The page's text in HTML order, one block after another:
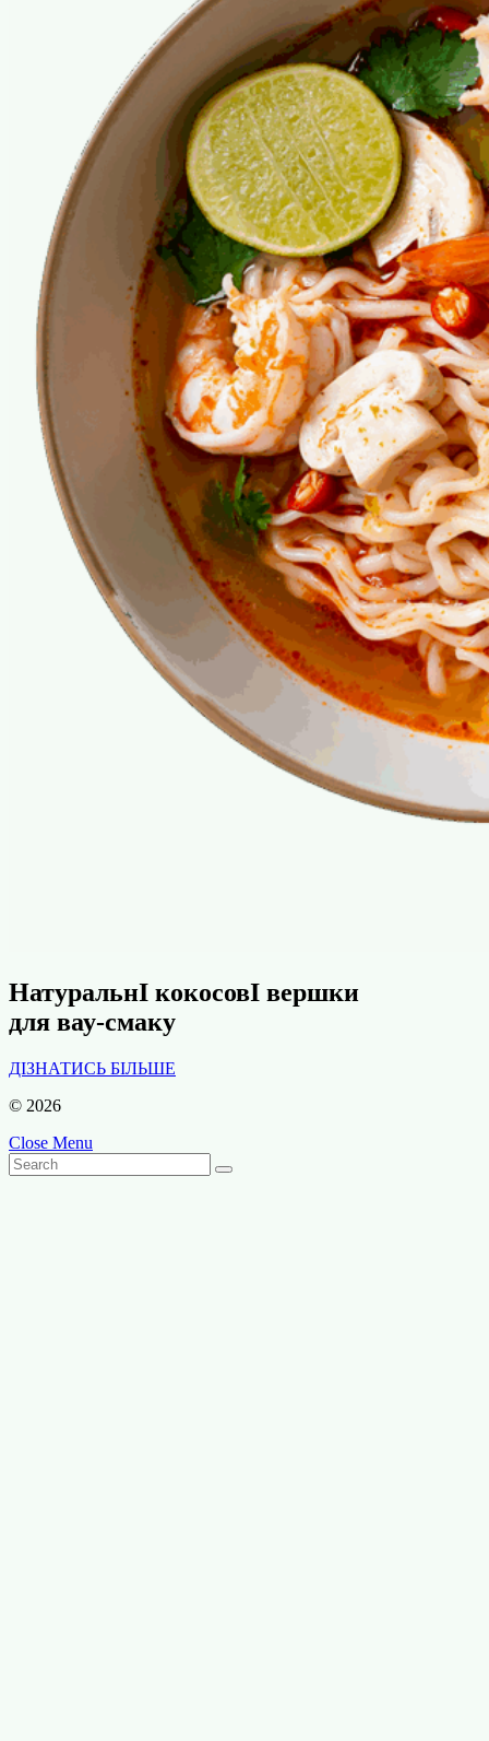
НатуральнІ кокосовІ вершки
для вау-смаку
ДІЗНАТИСЬ БІЛЬШЕ
© 2026
Close Menu